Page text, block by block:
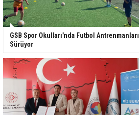
GSB Spor Okulları'nda Futbol Antrenmanları
Sürüyor